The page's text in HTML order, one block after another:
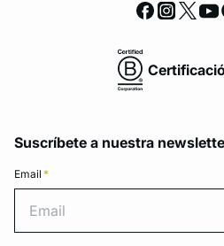
Suscríbete a nuestra
Email *